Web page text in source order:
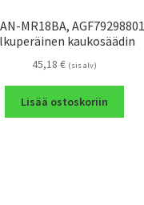
MR18BA, AGF79298801
kaukosäädin
45,18 € (sis alv)
Lisää ostoskoriin